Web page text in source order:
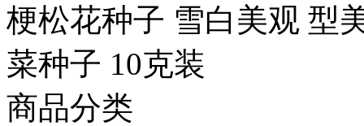
梗松花种子 雪白美观 型
菜种子 10克装
商品分类